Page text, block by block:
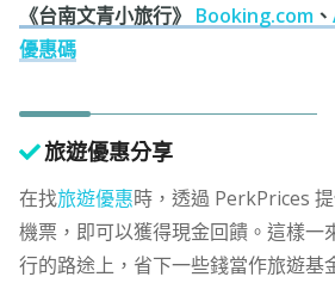
《台南文青小旅行》 Booking.com、
優惠碼
旅遊優惠分享
在找旅遊優惠時，透過 PerkPrices
機票，即可以獲得現金回饋。這樣一
行的路途上，省下一些錢當作旅遊基